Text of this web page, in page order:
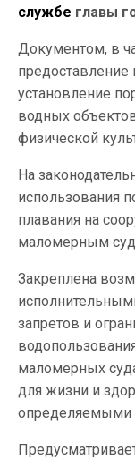
службе главы
Документом, в
предоставление
установление
водных
физической
На
использования
плавания на
маломерным
Закреплена
запретов и
маломерных
для жизни и
определяемыми